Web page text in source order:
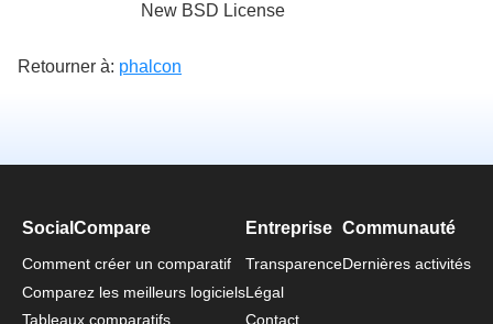
New BSD License
Retourner à: phalcon
SocialCompare
Comment créer un comparatif
Comparez les meilleurs logiciels
Tableaux comparatifs
Entreprise
Transparence
Légal
Contact
Communauté
Dernières activités